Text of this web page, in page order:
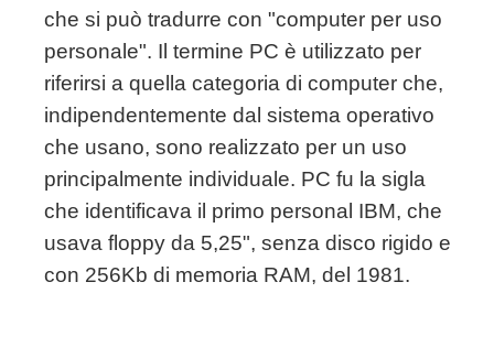
che si può tradurre con "computer per uso
personale". Il termine PC è utilizzato per
riferirsi a quella categoria di computer che,
indipendentemente dal sistema operativo
che usano, sono realizzato per un uso
principalmente individuale. PC fu la sigla
che identificava il primo personal IBM, che
usava floppy da 5,25", senza disco rigido e
con 256Kb di memoria RAM, del 1981.